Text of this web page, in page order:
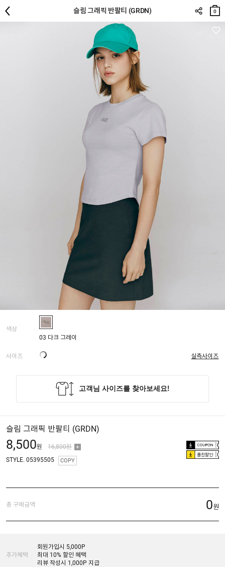
슬림 그래픽 반팔티 (GRDN)
장바
구니
0
색상
03 다크 그레이
사이즈 실측사이즈
슬림 그래픽 반팔티 (GRDN)
8,500원 16,800원
플친할인
STYLE. 05395505 COPY
총 구매금액 0원
추가혜택
회원가입시 5,000P
최대 10% 할인 혜택
리뷰 작성시 1,000P 지급